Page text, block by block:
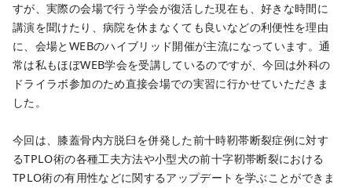
すが、実際の会場で行う学会が復活した現在も、好きな時間に
講演を聞けたり、病院を休まなくても良いなどの利便性を理由
に、会場とWEBのハイブリッド開催が主流になっています。通
常は私もほぼWEB学会を受講しているのですが、今回は外科の
ドライラボ参加のため直接会場での実習に行かせていただきま
した。
今回は、膝蓋骨内方脱臼を併発した前十時靭帯断裂症例に対す
るTPLO術の各種工夫方法や小型犬の前十字靭帯断裂における
TPLO術の有用性などに関するアップデートを学ぶことができま